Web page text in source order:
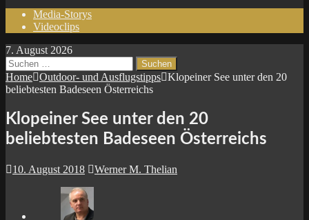
Media-Storys
Videoclips
7. August 2026
Suchen
nach:
Home Outdoor- und Ausflugstipps Klopeiner See unter den 20
beliebtesten Badeseen Österreichs
Klopeiner See unter den 20
beliebtesten Badeseen Österreichs
10. August 2018 Werner M. Thelian